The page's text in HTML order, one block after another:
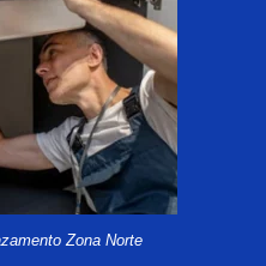
Zona Norte